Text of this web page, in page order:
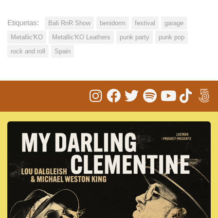
Etiquetas: Bali RnR Show benidorm festival
garage
Metallic'KO
Metallic'KO Leathers punk party
punk pop
rock and roll
Spain